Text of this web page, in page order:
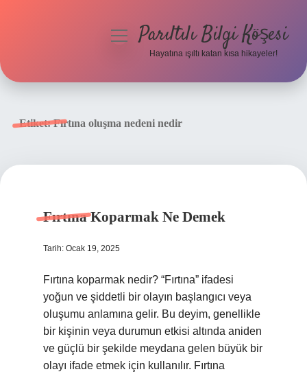
menüyüParıltılı Bilgi Köşesi
Hayatına ışıltı katan kısa hikayeler!
Etiket:Fırtına oluşma nedeni nedir
Fırtına Koparmak Ne Demek
Tarih: Ocak 19, 2025
Fırtına koparmak nedir? “Fırtına” ifadesi
yoğun ve şiddetli bir olayın başlangıcı veya
oluşumu anlamına gelir. Bu deyim, genellikle
bir kişinin veya durumun etkisi altında aniden
ve güçlü bir şekilde meydana gelen büyük bir
olayı ifade etmek için kullanılır. Fırtına